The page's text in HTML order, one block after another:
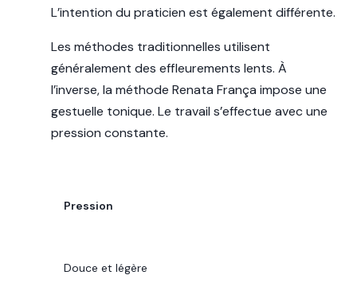
L’intention du praticien est également différente.
Les méthodes traditionnelles utilisent
généralement des effleurements lents. À
l’inverse, la méthode Renata França impose une
gestuelle tonique. Le travail s’effectue avec une
pression constante.
Pression
Douce et légère